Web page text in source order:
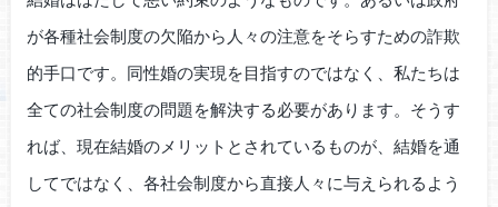
が各種社会制度の欠陥から人々の注意をそらすための詐欺
的手口です。同性婚の実現を目指すのではなく、私たちは
全ての社会制度の問題を解決する必要があります。そうす
れば、現在結婚のメリットとされているものが、結婚を通
してではなく、各社会制度から直接人々に与えられるよう